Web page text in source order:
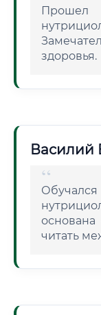
Прошел
здоровья.
Василий
основана
читать